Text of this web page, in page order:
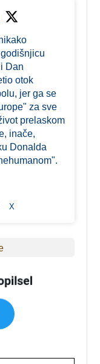
Dan
otok
jer ga se
za sve
prelaskom
inače,
Donalda
X